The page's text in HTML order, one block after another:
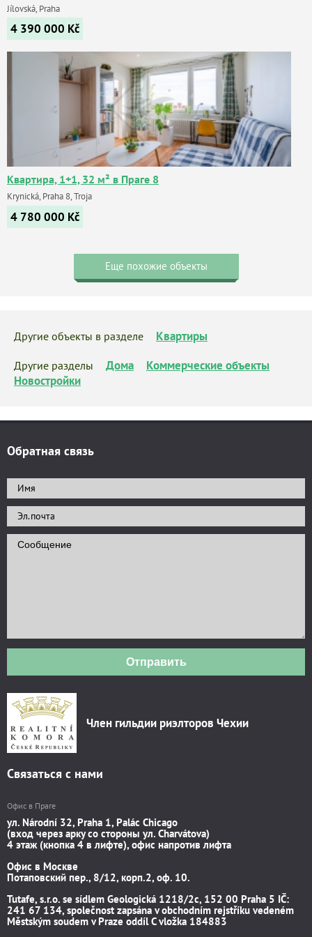
Jílovská, Praha
4 390 000 Kč
Квартира, 1+1, 32 м² в Праге 8
Krynická, Praha 8, Troja
4 780 000 Kč
Еще похожие объекты
Другие объекты в разделе Квартиры
Другие разделы Дома
Коммерческие объекты
Новостройки
Обратная связь
Отправить
Член гильдии риэлторов Чехии
Связаться с нами
Офис в Праге
ул. Národní 32, Praha 1, Palác Chicago
(вход через арку со стороны ул. Charvátova)
4 этаж (кнопка 4 в лифте), офис напротив лифта
Офис в Москве
Потаповский пер., 8/12, корп.2, оф. 10.
Tutafe, s.r.o. se sídlem Geologická 1218/2c, 152 00 Praha 5 IČ:
241 67 134, společnost zapsána v obchodním rejstříku vedeném
Městským soudem v Praze oddíl C vložka 184883